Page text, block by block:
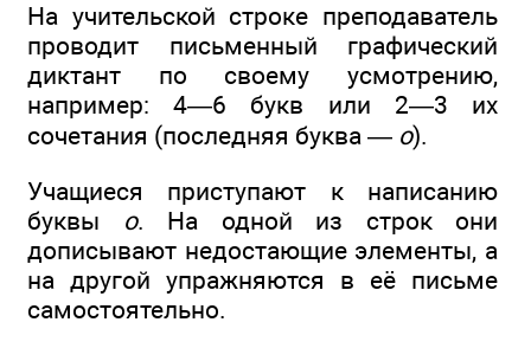
На учительской строке преподаватель
проводит письменный графический
диктант по своему усмотрению,
например: 4—6 букв или 2—3 их
сочетания (последняя буква — о).
Учащиеся приступают к написанию
буквы о. На одной из строк они
дописывают недостающие элементы, а
на другой упражняются в её письме
самостоятельно.